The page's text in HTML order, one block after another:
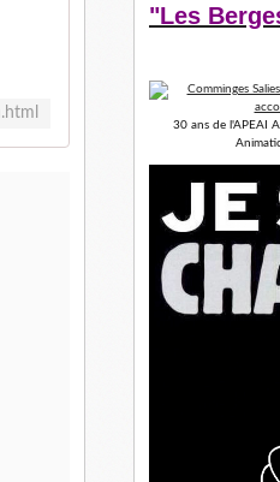
"Les
30 ans de l'APEAI